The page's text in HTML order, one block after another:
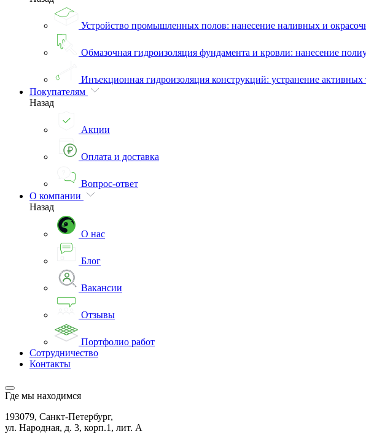
Устройство промышленных полов: нанесение наливных и
Обмазочная гидроизоляция фундамента и кровли: нанесение
Инъекционная гидроизоляция конструкций: устранение
Покупателям
Назад
Акции
Оплата и доставка
Вопрос-ответ
О компании
Назад
О нас
Блог
Вакансии
Отзывы
Портфолио работ
Сотрудничество
Контакты
Где мы находимся
193079, Санкт-Петербург,
ул. Народная, д. 3, корп.1, лит. А